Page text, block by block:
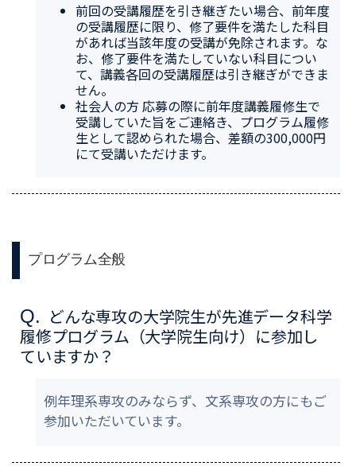
前回の受講履歴を引き継ぎたい場合、前年度
の受講履歴に限り、修了要件を満たした科目
があれば当該年度の受講が免除されます。な
お、修了要件を満たしていない科目につい
て、講義各回の受講履歴は引き継ぎができま
せん。
社会人の方 応募の際に前年度講義履修生で
受講していた旨をご連絡き、プログラム履修
生として認められた場合、差額の300,000円
にて受講いただけます。
プログラム全般
Q. どんな専攻の大学院生が先進データ科学
履修プログラム（大学院生向け）に参加し
ていますか？
例年理系専攻のみならず、文系専攻の方にもご
参加いただいています。